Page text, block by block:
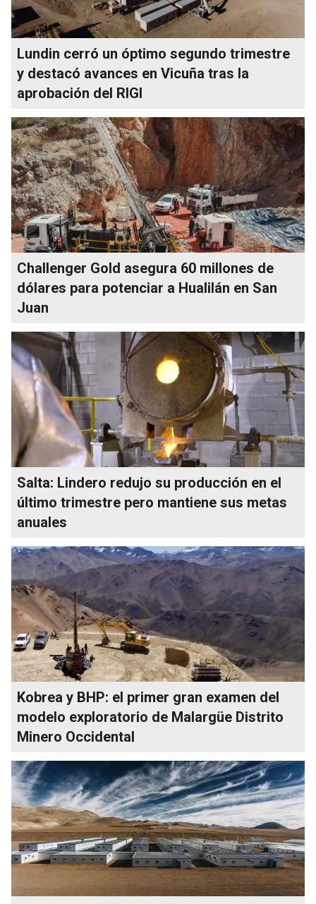
Lundin cerró un óptimo segundo trimestre
y destacó avances en Vicuña tras la
aprobación del RIGI
Challenger Gold asegura 60 millones de
dólares para potenciar a Hualilán en San
Juan
Salta: Lindero redujo su producción en el
último trimestre pero mantiene sus metas
anuales
Kobrea y BHP: el primer gran examen del
modelo exploratorio de Malargüe Distrito
Minero Occidental